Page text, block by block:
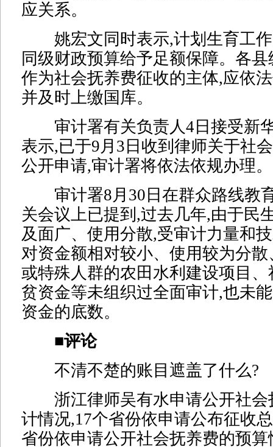
应关系。
姚宏文同时表示,计划生育工作
同级财政预算给予足额保障。各
作为社会抚养费征收的主体,应依
并及时上缴国库。
审计署有关负责人4日接受新
表示,已于9月3日收到律师关于社
公开申请,审计署将依法依规办理。
审计署8月30日在群众路线教
关会议上已提到,过去几年,由于民
及面广、使用分散,受审计力量和
对资金额相对较小、使用较为分
或特殊人群的农田水利建设项目
贫资金等未组织过全面审计,也未
资金的底数。
■评论
不清不楚的账目遮盖了什么?
浙江律师吴有水申请公开社会
计情况,17个省份依申请公布征收
省份依申请公开社会抚养费的预